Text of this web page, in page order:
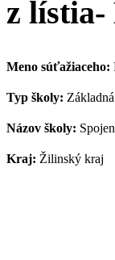
z lístia-
Meno súťažiaceho:
Typ školy:
Názov školy:
Kraj: Žilinský kraj